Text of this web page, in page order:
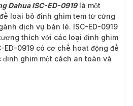
Dahua ISC-ED-0919là một
loại bỏ đinh ghim tem từ cứng
dịch vụ bán lẻ. ISC-ED-0919
thích với các loại đinh ghim
ED-0919 có cơ chế hoạt động để
ghim một cách an toàn và